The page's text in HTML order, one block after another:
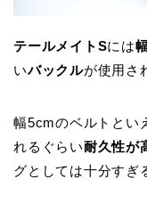
テールメイトSには
いバックルが使用さ
幅5cmのベルトとい
れるぐらい耐久性が
グとしては十分すぎ